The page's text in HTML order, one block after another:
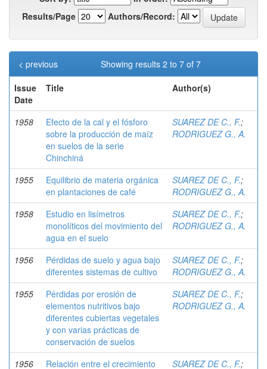
Results/Page
Authors/Record:
Showing results 2 to 7 of 7
< previous
Issue
Date
Title Author(s)
1958
Efecto de la cal y el fósforo
sobre la producción de maíz
en suelos de la serie
Chinchiná
SUAREZ DE C., F.;
RODRIGUEZ G., A.
1955
Equilibrio de materia orgánica
en plantaciones de café
SUAREZ DE C., F.;
RODRIGUEZ G., A.
1958
Estudio en lisímetros
monolíticos del movimiento del
agua en el suelo
SUAREZ DE C., F.;
RODRIGUEZ G., A.
1956
Pérdidas de suelo y agua bajo
diferentes sistemas de cultivo
SUAREZ DE C., F.;
RODRIGUEZ G., A.
1955
Pérdidas por erosión de
elementos nutritivos bajo
diferentes cubiertas vegetales
y con varias prácticas de
conservación de suelos
SUAREZ DE C., F.;
RODRIGUEZ G., A.
1956 Relación entre el crecimiento SUAREZ DE C., F.;